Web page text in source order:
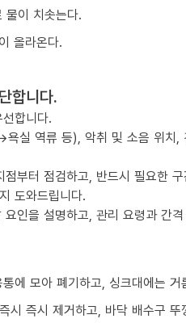
물이 치솟는다.
올라온다.
합니다.
합니다.
실 역류 등), 악취 및 소음 위치,
점부터 점검하고, 반드시 필요한
도와드립니다.
요인을 설명하고, 관리 요령과 간
에 모아 폐기하고, 싱크대에는 거
시 즉시 제거하고, 바닥 배수구